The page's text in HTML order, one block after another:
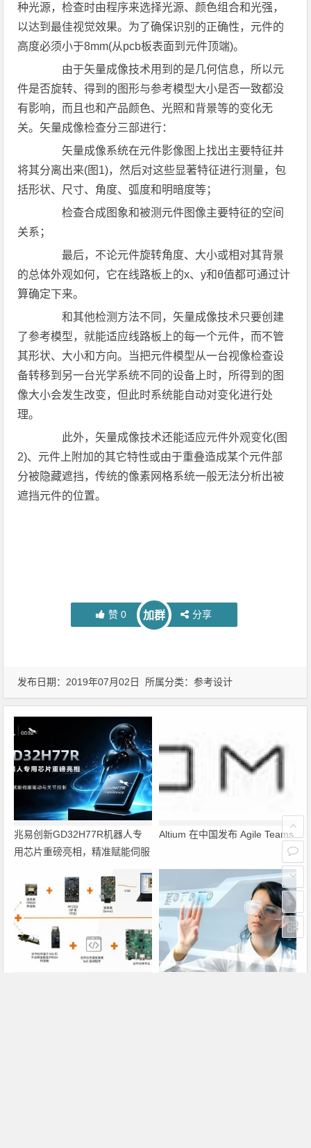
种光源，检查时由程序来选择光源、颜色组合和光强，
以达到最佳视觉效果。为了确保识别的正确性，元件的
高度必须小于8mm(从pcb板表面到元件顶端)。
由于矢量成像技术用到的是几何信息，所以元
件是否旋转、得到的图形与参考模型大小是否一致都没
有影响，而且也和产品颜色、光照和背景等的变化无
关。矢量成像检查分三部进行：
矢量成像系统在元件影像图上找出主要特征并
将其分离出来(图1)，然后对这些显著特征进行测量，包
括形状、尺寸、角度、弧度和明暗度等；
检查合成图象和被测元件图像主要特征的空间
关系；
最后，不论元件旋转角度、大小或相对其背景
的总体外观如何，它在线路板上的x、y和θ值都可通过计
算确定下来。
和其他检测方法不同，矢量成像技术只要创建
了参考模型，就能适应线路板上的每一个元件，而不管
其形状、大小和方向。当把元件模型从一台视像检查设
备转移到另一台光学系统不同的设备上时，所得到的图
像大小会发生改变，但此时系统能自动对变化进行处
理。
此外，矢量成像技术还能适应元件外观变化(图
2)、元件上附加的其它特性或由于重叠造成某个元件部
分被隐藏遮挡，传统的像素网格系统一般无法分析出被
遮挡元件的位置。
赞 0 加群 分享
发布日期：2019年07月02日 所属分类：参考设计
兆易创新GD32H77R机器人专
用芯片重磅亮相，精准赋能伺服
Altium 在中国发布 Agile Teams